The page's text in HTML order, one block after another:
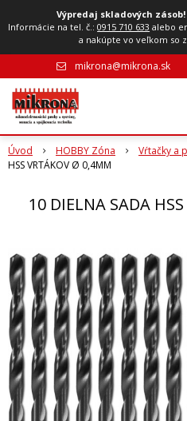
Výpredaj skladových zásob!
Informácie na tel. č.:0915 710 633 alebo
a nakúpte vo veľkom so
mikrona@mikrona.sk
Úvod HOBBY Zóna Vŕtačky a
HSS VRTÁKOV Ø 0,4MM
10 DIELNA SADA